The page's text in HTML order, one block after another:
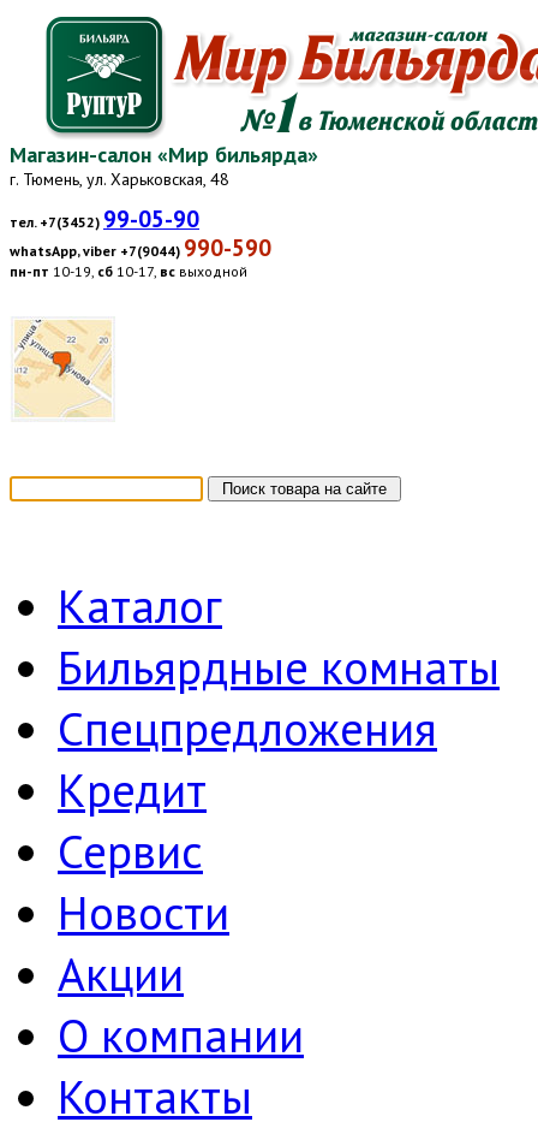
Магазин-салон «Мир бильярда»
г. Тюмень, ул. Харьковская, 48
тел. +7(3452) 99-05-90
whatsApp, viber +7(9044) 990-590
пн-пт 10-19, сб 10-17, вс выходной
Каталог
Бильярдные комнаты
Спецпредложения
Кредит
Сервис
Новости
Акции
О компании
Контакты